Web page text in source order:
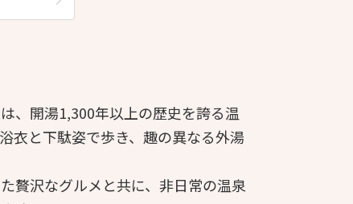
、開湯1,300年以上の歴史を誇る温
衣と下駄姿で歩き、趣の異なる外湯
贅沢なグルメと共に、非日常の温泉